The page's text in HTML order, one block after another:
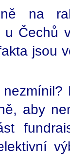
na
Čechů
jsou
aby